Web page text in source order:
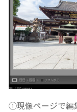
①現像ページで編